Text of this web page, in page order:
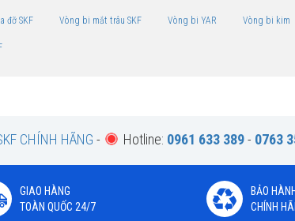
đỡ SKF Vòng bi mắt trâu SKF Vòng bi YAR Vòng bi kim
CHÍNH HÃNG - Hotline: 0961 633 389- 0763
GIAO HÀNG
TOÀN QUỐC 24/7
BẢO HÀNH
CHÍNH